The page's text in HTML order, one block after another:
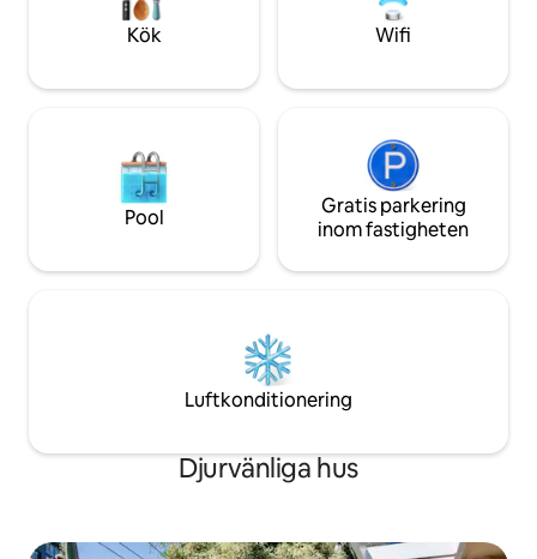
bärbar luftkonditionering
konstnärliga
konstgalleri
Kök Wifi
Pool
Gratis parkering
inom fastigheten
Luftkonditionering
Djurvänliga hus